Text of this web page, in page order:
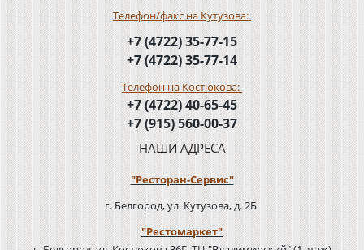
Телефон/факс на Кутузова:
+7 (4722) 35-77-15
+7 (4722) 35-77-14
Телефон на Костюкова:
+7 (4722) 40-65-45
+7 (915) 560-00-37
НАШИ АДРЕСА
"Ресторан-Сервис"
г. Белгород, ул. Кутузова, д. 2Б
"Рестомаркет"